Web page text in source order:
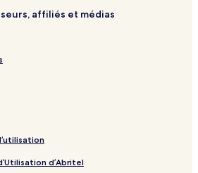
affiliés et médias
d’Abritel